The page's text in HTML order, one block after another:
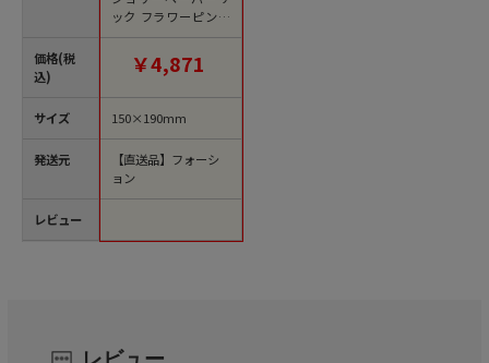
価格(税
込)
サイズ
発送元
レビュー
ック フラワーピンク
100枚/束（ご注文単
位1束）【直送品】
￥4,871
150×190mm
【直送品】フォーシ
ョン